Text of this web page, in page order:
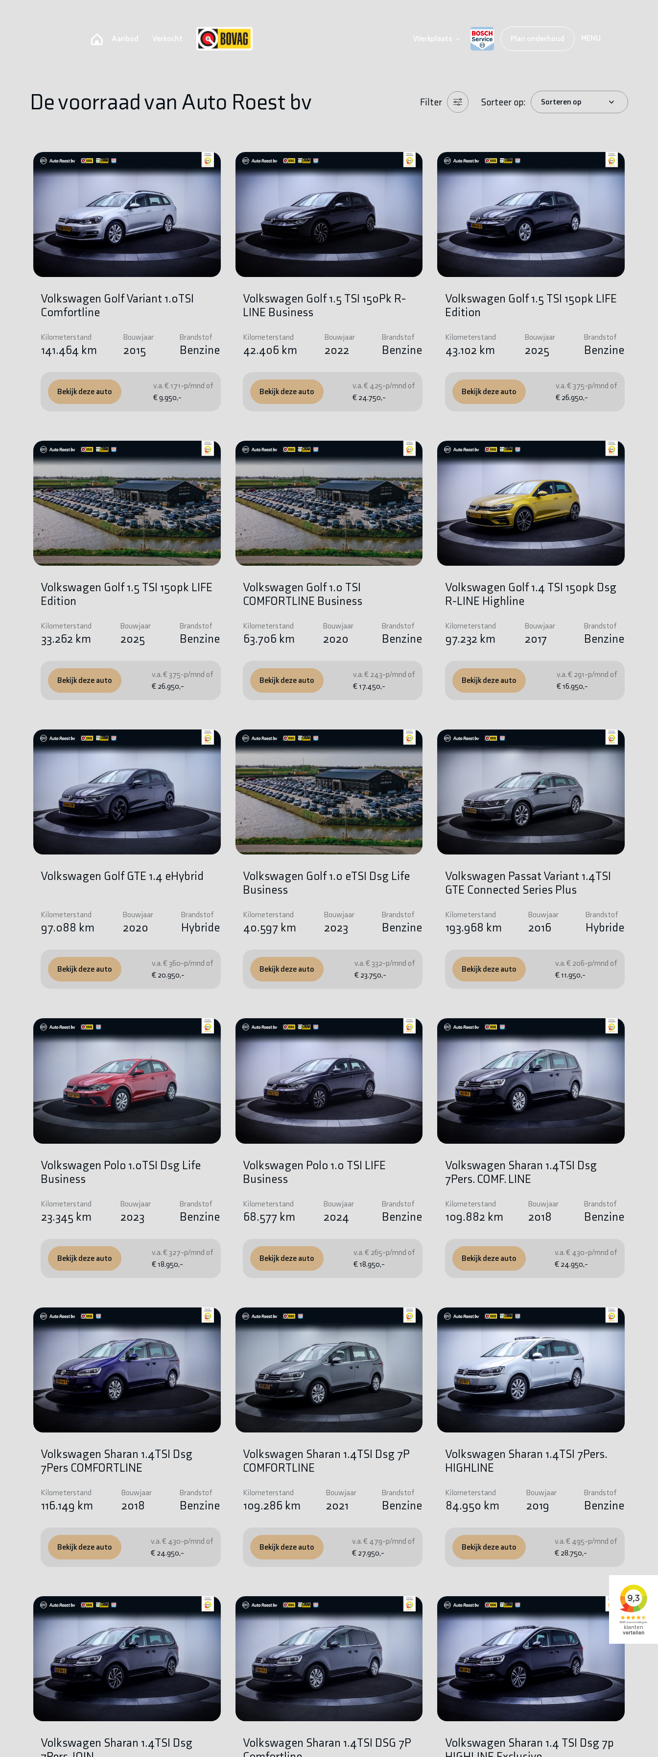
Aanbod Verkocht Werkplaats Plan onderhoud MENU
De voorraad van Auto Roest bv Filter Sorteer op:
Volkswagen Golf Variant 1.0TSI
Comfortline
Kilometerstand
141.464 km
Bouwjaar
2015
Brandstof
Benzine
v.a. € 171-p/mnd of
€ 9.950,-
Bekijk deze auto
Volkswagen Golf 1.5 TSI 150Pk R-
LINE Business
Kilometerstand
42.406 km
Bouwjaar
2022
Brandstof
Benzine
v.a. € 425-p/mnd of
€ 24.750,-
Bekijk deze auto
Volkswagen Golf 1.5 TSI 150pk LIFE
Edition
Kilometerstand
43.102 km
Bouwjaar
2025
Brandstof
Benzine
v.a. € 375-p/mnd of
€ 26.950,-
Bekijk deze auto
Volkswagen Golf 1.5 TSI 150pk LIFE
Edition
Kilometerstand
33.262 km
Bouwjaar
2025
Brandstof
Benzine
v.a. € 375-p/mnd of
€ 26.950,-
Bekijk deze auto
Volkswagen Golf 1.0 TSI
COMFORTLINE Business
Kilometerstand
63.706 km
Bouwjaar
2020
Brandstof
Benzine
v.a. € 243-p/mnd of
€ 17.450,-
Bekijk deze auto
Volkswagen Golf 1.4 TSI 150pk Dsg
R-LINE Highline
Kilometerstand
97.232 km
Bouwjaar
2017
Brandstof
Benzine
v.a. € 291-p/mnd of
€ 16.950,-
Bekijk deze auto
Volkswagen Golf GTE 1.4 eHybrid
Kilometerstand
97.088 km
Bouwjaar
2020
Brandstof
Hybride
v.a. € 360-p/mnd of
€ 20.950,-
Bekijk deze auto
Volkswagen Golf 1.0 eTSI Dsg Life
Business
Kilometerstand
40.597 km
Bouwjaar
2023
Brandstof
Benzine
v.a. € 332-p/mnd of
€ 23.750,-
Bekijk deze auto
Volkswagen Passat Variant 1.4TSI
GTE Connected Series Plus
Kilometerstand
193.968 km
Bouwjaar
2016
Brandstof
Hybride
v.a. € 206-p/mnd of
€ 11.950,-
Bekijk deze auto
Volkswagen Polo 1.0TSI Dsg Life
Business
Kilometerstand
23.345 km
Bouwjaar
2023
Brandstof
Benzine
v.a. € 327-p/mnd of
€ 18.950,-
Bekijk deze auto
Volkswagen Polo 1.0 TSI LIFE
Business
Kilometerstand
68.577 km
Bouwjaar
2024
Brandstof
Benzine
v.a. € 265-p/mnd of
€ 18.950,-
Bekijk deze auto
Volkswagen Sharan 1.4TSI Dsg
7Pers. COMF. LINE
Kilometerstand
109.882 km
Bouwjaar
2018
Brandstof
Benzine
v.a. € 430-p/mnd of
€ 24.950,-
Bekijk deze auto
Volkswagen Sharan 1.4TSI Dsg
7Pers COMFORTLINE
Kilometerstand
116.149 km
Bouwjaar
2018
Brandstof
Benzine
v.a. € 430-p/mnd of
€ 24.950,-
Bekijk deze auto
Volkswagen Sharan 1.4TSI Dsg 7P
COMFORTLINE
Kilometerstand
109.286 km
Bouwjaar
2021
Brandstof
Benzine
v.a. € 479-p/mnd of
€ 27.950,-
Bekijk deze auto
Volkswagen Sharan 1.4TSI 7Pers.
HIGHLINE
Kilometerstand
84.950 km
Bouwjaar
2019
Brandstof
Benzine
v.a. € 495-p/mnd of
€ 28.750,-
Bekijk deze auto
Volkswagen Sharan 1.4TSI Dsg
Volkswagen Sharan 1.4TSI DSG 7P
Volkswagen Sharan 1.4 TSI Dsg 7p